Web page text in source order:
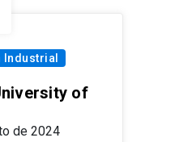
of
de 2024